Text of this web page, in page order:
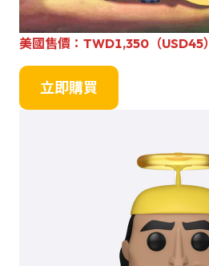
美國售價： TWD1,350（USD45）
立即購買